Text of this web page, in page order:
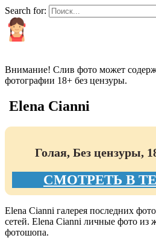
Search for:
Внимание! Слив фото может
фотографии 18+ без цензуры.
Elena Cianni
Голая, Без цензуры,
СМОТРЕТЬ В
Elena Cianni галерея последних
сетей. Elena Cianni личные фото из
фотошопа.